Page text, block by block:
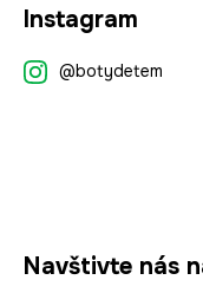
Instagram
@botydetem
Navštivte nás